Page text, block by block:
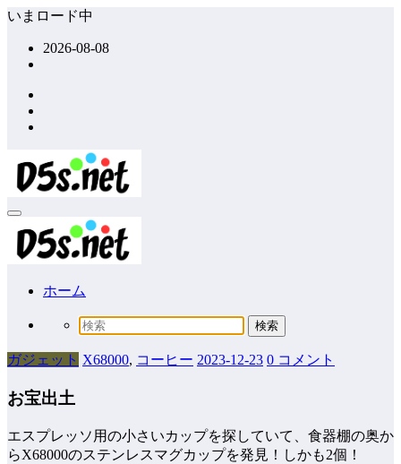
コ
ッ
プ
いまロード中
2026-08-08
ホーム
ガジェット X68000, コーヒー 2023-12-23 0 コメント
お宝出土
エスプレッソ用の小さいカップを探していて、食器棚の奥か
らX68000のステンレスマグカップを発見！しかも2個！